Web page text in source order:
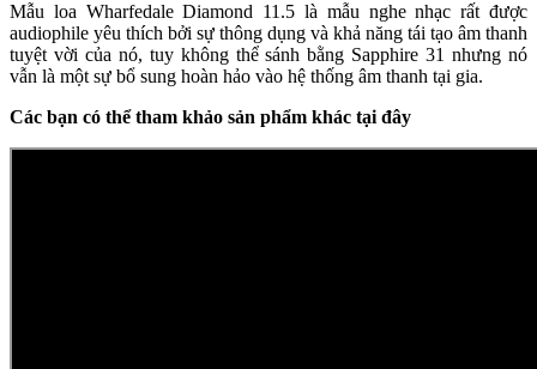
Mẫu loa Wharfedale Diamond 11.5 là mẫu nghe nhạc rất được
audiophile yêu thích bởi sự thông dụng và khả năng tái tạo âm thanh
tuyệt vời của nó, tuy không thể sánh bằng Sapphire 31 nhưng nó
vẫn là một sự bổ sung hoàn hảo vào hệ thống âm thanh tại gia.
Các bạn có thể tham khảo sản phẩm khác tại đây